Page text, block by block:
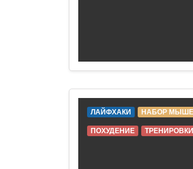
ЛАЙФХАКИ НАБОР
ПОХУДЕНИЕ ТРЕНИРОВКИ